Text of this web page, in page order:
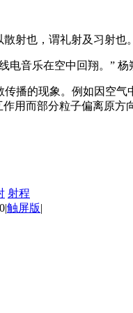
散射也，谓礼射及习射也
音乐在空中回翔。”
播的现象。例如因空
用而部分粒子偏离原方
射程
|触屏版|